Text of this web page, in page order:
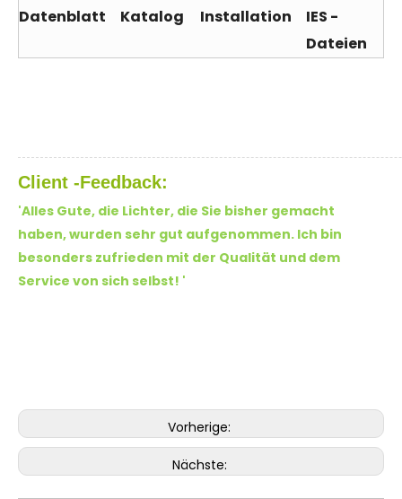
Datenblatt Katalog Installation
IES -
Dateien
Client -Feedback:
'Alles Gute, die Lichter, die Sie bisher gemacht
haben, wurden sehr gut aufgenommen. Ich bin
besonders zufrieden mit der Qualität und dem
Service von sich selbst! '
Vorherige:
Nächste: